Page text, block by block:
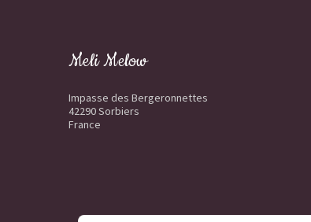
Meli Melow
Impasse des Bergeronnettes
42290 Sorbiers
France